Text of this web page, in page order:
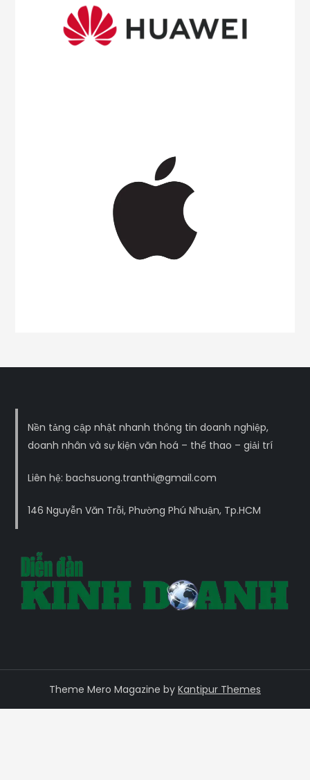
Nền tảng cập nhật nhanh thông tin doanh nghiệp,
doanh nhân và sự kiện văn hoá – thể thao – giải trí
Liên hệ: bachsuong.tranthi@gmail.com
146 Nguyễn Văn Trỗi, Phường Phú Nhuận, Tp.HCM
Theme Mero Magazine by Kantipur Themes